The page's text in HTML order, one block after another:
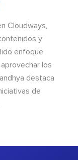
Cloudways,
y
enfoque
los
destaca
de